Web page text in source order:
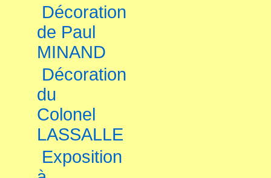
Décoration
de Paul
MINAND
Décoration
du
Colonel
LASSALLE
Exposition